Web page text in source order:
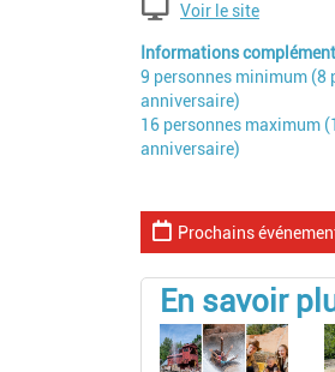
Voir le site
Informations
9 personnes minimum (8
anniversaire)
16 personnes maximum
anniversaire)
Prochains
En savoir